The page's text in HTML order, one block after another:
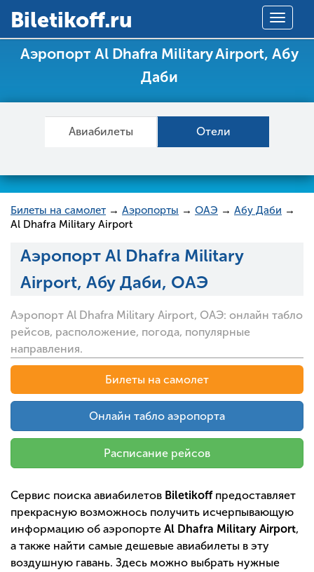
Toggle
Вiletikoff.ru
Аэропорт Al Dhafra Military Airport, Абу
Даби
Авиабилеты Отели
Билеты на самолет → Аэропорты → ОАЭ → Абу Даби →
Al Dhafra Military Airport
Аэропорт Al Dhafra Military
Airport, Абу Даби, ОАЭ
Аэропорт Al Dhafra Military Airport, ОАЭ: онлайн табло
рейсов, расположение, погода, популярные
направления.
Билеты на самолет
Онлайн табло аэропорта
Расписание рейсов
Сервис поиска авиабилетов Biletikoffпредоставляет
прекрасную возможнось получить исчерпывающую
информацию об аэропорте Al Dhafra Military Airport,
а также найти самые дешевые авиабилеты в эту
воздушную гавань. Здесь можно выбрать нужные